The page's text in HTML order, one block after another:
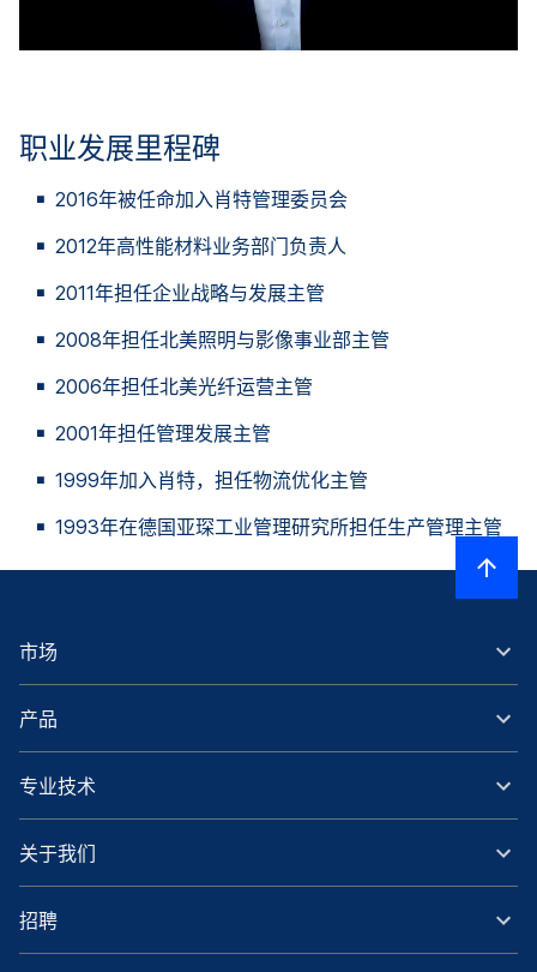
职业发展里程碑
2016年被任命加入肖特管理委员会
2012年高性能材料业务部门负责人
2011年担任企业战略与发展主管
2008年担任北美照明与影像事业部主管
2006年担任北美光纤运营主管
2001年担任管理发展主管
1999年加入肖特，担任物流优化主管
1993年在德国亚琛工业管理研究所担任生产管理主管
市场
产品
专业技术
关于我们
招聘